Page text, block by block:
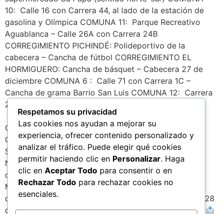
10: Calle 16 con Carrera 44, al lado de la estación de
gasolina y Olímpica COMUNA 11: Parque Recreativo
Aguablanca – Calle 26A con Carrera 24B
CORREGIMIENTO PICHINDÉ: Polideportivo de la
cabecera – Cancha de fútbol CORREGIMIENTO EL
HORMIGUERO: Cancha de básquet – Cabecera 27 de
diciembre COMUNA 6 : Calle 71 con Carrera 1C –
Cancha de grama Barrio San Luis COMUNA 12: Carrera
27 con Calle 33C – Antigua Motomía COMUNA 17:
Carrera 58 con Calle 13E – Parque Primero de Mayo
CORREGIMIENTO EL SALADITO: Plazoleta El Saladito
CORREGIMIENTO LA PAZ: Cancha de básquet
Saavedra Galindo – Escuela pública CORREGIMIENTO
NAVARRO: Cancha La Coquera, kilómetro 0,4 vía al
corregimiento de Navarro CORREGIMIENTO
MONTEBELLO: Calle 12 Oeste – Sector La Y
diciembre
26 de diciembre
28
de diciembre
29 de diciembre 30 de diciembre
Respetamos su privacidad
Las cookies nos ayudan a mejorar su
experiencia, ofrecer contenido personalizado y
analizar el tráfico. Puede elegir qué cookies
permitir haciendo clic en Personalizar. Haga
clic en Aceptar Todo para consentir o en
Rechazar Todo para rechazar cookies no
esenciales.